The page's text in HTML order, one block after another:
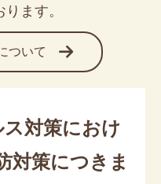
ます。
ついて
対策におけ
対策につきま